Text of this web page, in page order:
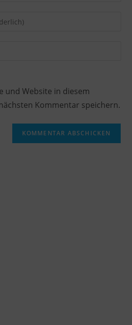
und Website in diesem
Kommentar speichern.